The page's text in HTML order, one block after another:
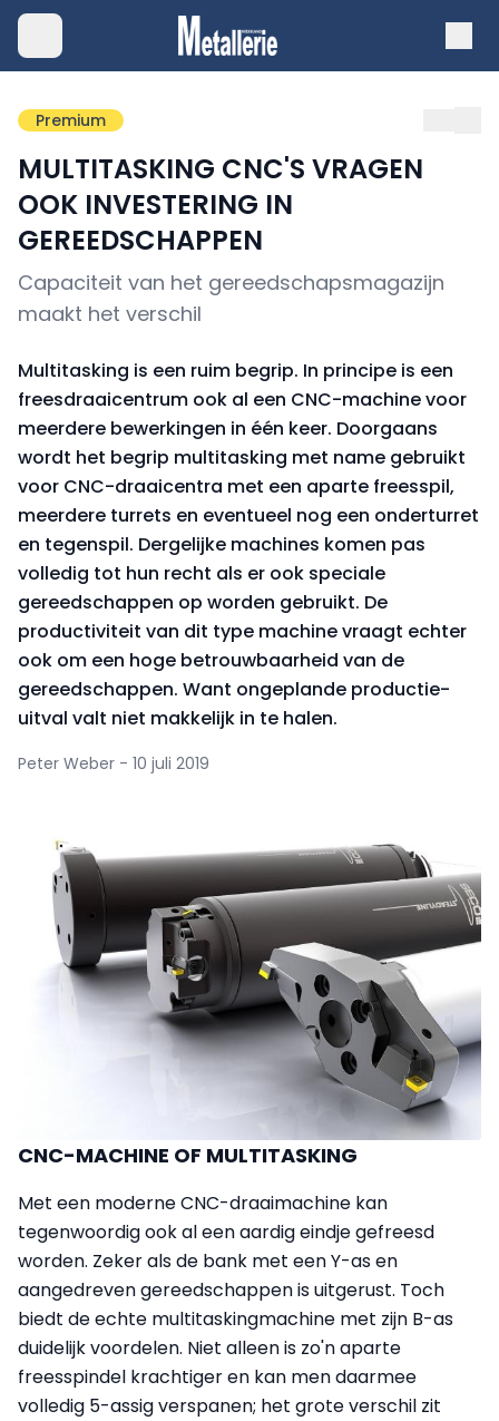
Premium
MULTITASKING CNC'S VRAGEN
OOK INVESTERING IN
GEREEDSCHAPPEN
Capaciteit van het gereedschapsmagazijn
maakt het verschil
Multitasking is een ruim begrip. In principe is een
freesdraaicentrum ook al een CNC-machine voor
meerdere bewerkingen in één keer. Doorgaans
wordt het begrip multitasking met name gebruikt
voor CNC-draaicentra met een aparte freesspil,
meerdere turrets en eventueel nog een onderturret
en tegenspil. Dergelijke machines komen pas
volledig tot hun recht als er ook speciale
gereedschappen op worden gebruikt. De
productiviteit van dit type machine vraagt echter
ook om een hoge betrouwbaarheid van de
gereedschappen. Want ongeplande productie-
uitval valt niet makkelijk in te halen.
Peter Weber - 10 juli 2019
CNC-MACHINE OF MULTITASKING
Met een moderne CNC-draaimachine kan
tegenwoordig ook al een aardig eindje gefreesd
worden. Zeker als de bank met een Y-as en
aangedreven gereedschappen is uitgerust. Toch
biedt de echte multitaskingmachine met zijn B-as
duidelijk voordelen. Niet alleen is zo'n aparte
freesspindel krachtiger en kan men daarmee
volledig 5-assig verspanen; het grote verschil zit